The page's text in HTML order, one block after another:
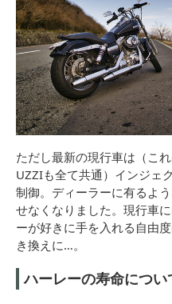
ただし最新の現行車は（こ
UZZIも全て共通）インジェ
制御。ディーラーに有るよ
せなくなりました。現行車
ーが好きに手を入れる自由
き換えに…。
ハーレーの寿命につい